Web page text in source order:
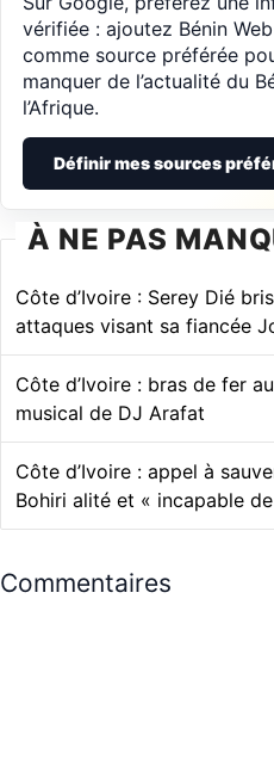
vérifiée : ajoutez Bénin
comme source préférée
manquer de l’actualité du
l’Afrique.
Définir mes sources
À NE PAS
Côte d’Ivoire : Serey Dié
attaques visant sa fiancée
Côte d’Ivoire : bras de fer
musical de DJ Arafat
Côte d’Ivoire : appel à
Bohiri alité et « incapable
Commentaires